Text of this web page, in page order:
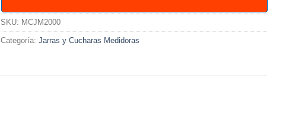
SKU: MCJM2000
Categoría: Jarras y Cucharas Medidoras